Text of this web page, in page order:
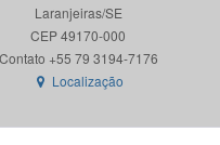
Laranjeiras/SE
CEP 49170-000
Localização